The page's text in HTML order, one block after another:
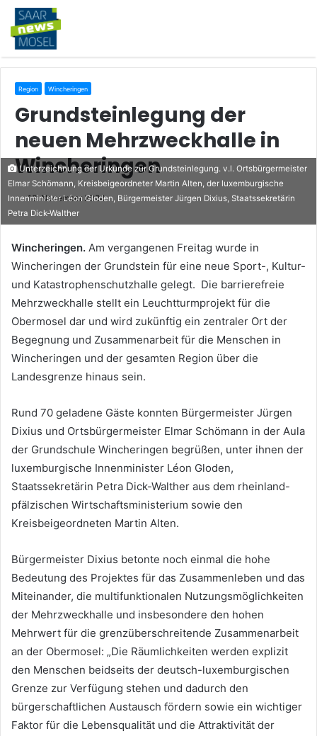
Region Wincheringen
Grundsteinlegung der
neuen Mehrzweckhalle in
Wincheringen
18. November 2024
Unterzeichnung der Urkunde zur Grundsteinlegung. v.l. Ortsbürgermeister
Elmar Schömann, Kreisbeigeordneter Martin Alten, der luxemburgische
Innenminister Léon Gloden, Bürgermeister Jürgen Dixius, Staatssekretärin
Petra Dick-Walther
Wincheringen. Am vergangenen Freitag wurde in
Wincheringen der Grundstein für eine neue Sport-, Kultur-
und Katastrophenschutzhalle gelegt. Die barrierefreie
Mehrzweckhalle stellt ein Leuchtturmprojekt für die
Obermosel dar und wird zukünftig ein zentraler Ort der
Begegnung und Zusammenarbeit für die Menschen in
Wincheringen und der gesamten Region über die
Landesgrenze hinaus sein.
Rund 70 geladene Gäste konnten Bürgermeister Jürgen
Dixius und Ortsbürgermeister Elmar Schömann in der Aula
der Grundschule Wincheringen begrüßen, unter ihnen der
luxemburgische Innenminister Léon Gloden,
Staatssekretärin Petra Dick-Walther aus dem rheinland-
pfälzischen Wirtschaftsministerium sowie den
Kreisbeigeordneten Martin Alten.
Bürgermeister Dixius betonte noch einmal die hohe
Bedeutung des Projektes für das Zusammenleben und das
Miteinander, die multifunktionalen Nutzungsmöglichkeiten
der Mehrzweckhalle und insbesondere den hohen
Mehrwert für die grenzüberschreitende Zusammenarbeit
an der Obermosel: „Die Räumlichkeiten werden explizit
den Menschen beidseits der deutsch-luxemburgischen
Grenze zur Verfügung stehen und dadurch den
bürgerschaftlichen Austausch fördern sowie ein wichtiger
Faktor für die Lebensqualität und die Attraktivität der